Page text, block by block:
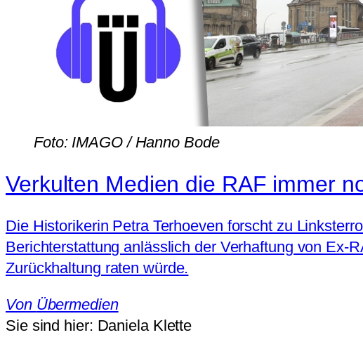
Foto: IMAGO / Hanno Bode
Verkulten Medien die RAF immer
Die Historikerin Petra Terhoeven forscht zu
Berichterstattung anlässlich der Verhaftung von Ex-
Zurückhaltung raten würde.
Von Übermedien
Sie sind hier: Daniela Klette